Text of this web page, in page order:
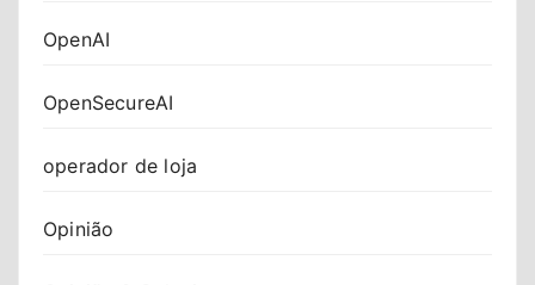
OpenAI
OpenSecureAI
operador de loja
Opinião